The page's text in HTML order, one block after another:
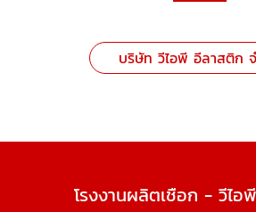
บริษัท วีไอพี อีลาสติก
โรงงานผลิตเชือก - วีไ